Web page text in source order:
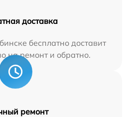
доставка
бесплатно доставит
на ремонт и обратно.
ремонт